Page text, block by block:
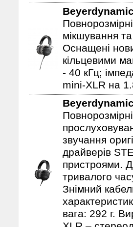
мікшування
Оснащені
кільцевими
- 40 кГц;
mini-XLR на
звучання
драйверів
пристроями.
тривалого
Знімний
вага: 292 г.